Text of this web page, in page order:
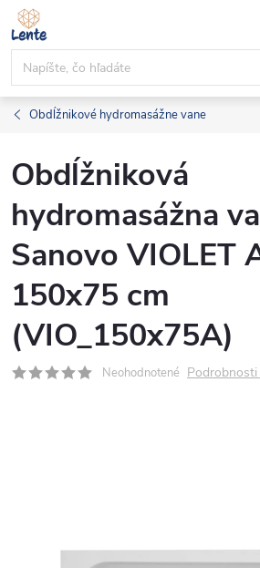
Prejsť
na
obsah
Obdĺžnikové hydromasážne vane
Obdĺžniková
hydromasážna
Sanovo VIOLET
150x75 cm
(VIO_150x75A)
Neohodnotené